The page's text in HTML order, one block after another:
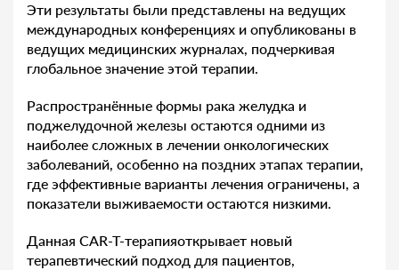
Эти результаты были представлены на ведущих
международных конференциях и опубликованы в
ведущих медицинских журналах, подчеркивая
глобальное значение этой терапии.
Распространённые формы рака желудка и
поджелудочной железы остаются одними из
наиболее сложных в лечении онкологических
заболеваний, особенно на поздних этапах терапии,
где эффективные варианты лечения ограничены, а
показатели выживаемости остаются низкими.
Данная CAR-T-терапияоткрывает новый
терапевтический подход для пациентов,